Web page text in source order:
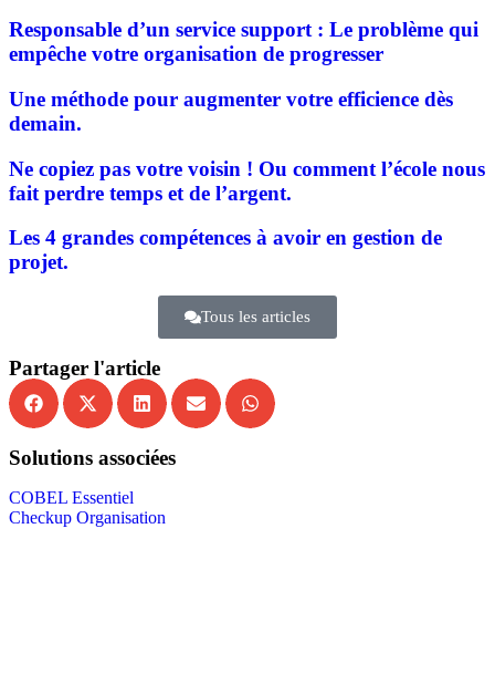
Responsable d’un service support : Le problème qui
empêche votre organisation de progresser
Une méthode pour augmenter votre efficience dès
demain.
Ne copiez pas votre voisin ! Ou comment l’école nous
fait perdre temps et de l’argent.
Les 4 grandes compétences à avoir en gestion de
projet.
Tous les articles
Partager l'article
Solutions associées
COBEL Essentiel
Checkup Organisation